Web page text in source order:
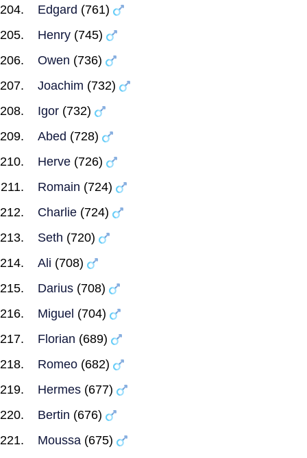
Edgard (761)
Henry (745)
Owen (736)
Joachim (732)
Igor (732)
Abed (728)
Herve (726)
Romain (724)
Charlie (724)
Seth (720)
Ali (708)
Darius (708)
Miguel (704)
Florian (689)
Romeo (682)
Hermes (677)
Bertin (676)
Moussa (675)